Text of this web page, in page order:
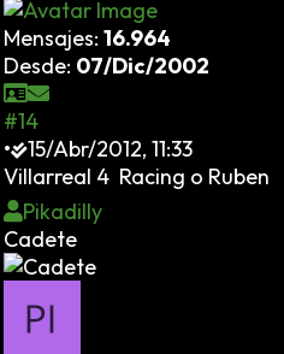
Mensajes: 16.964
Desde: 07/Dic/2002
#14
•
15/Abr/2012, 11:33
Villarreal 4 Racing o Ruben
Pikadilly
Cadete